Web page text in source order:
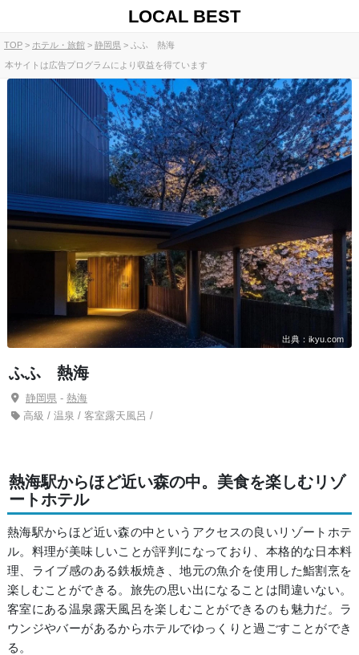
LOCAL BEST
TOP ホテル・旅館 静岡県 ふふ 熱海
本サイトは広告プログラムにより収益を得ています
出典：ikyu.com
ふふ 熱海
静岡県- 熱海
高級 / 温泉 / 客室露天風呂 /
熱海駅からほど近い森の中。美食を楽しむリゾ
ートホテル
熱海駅からほど近い森の中というアクセスの良いリゾートホテ
ル。料理が美味しいことが評判になっており、本格的な日本料
理、ライブ感のある鉄板焼き、地元の魚介を使用した鮨割烹を
楽しむことができる。旅先の思い出になることは間違いない。
客室にある温泉露天風呂を楽しむことができるのも魅力だ。ラ
ウンジやバーがあるからホテルでゆっくりと過ごすことができ
る。